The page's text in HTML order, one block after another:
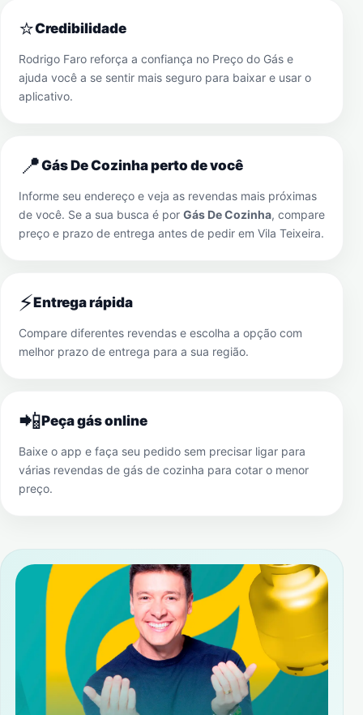
⭐Credibilidade
Rodrigo Faro reforça a confiança no Preço do Gás e
ajuda você a se sentir mais seguro para baixar e usar o
aplicativo.
📍Gás De Cozinha perto de você
Informe seu endereço e veja as revendas mais próximas
de você. Se a sua busca é por Gás De Cozinha, compare
preço e prazo de entrega antes de pedir em Vila Teixeira.
⚡Entrega rápida
Compare diferentes revendas e escolha a opção com
melhor prazo de entrega para a sua região.
📲Peça gás online
Baixe o app e faça seu pedido sem precisar ligar para
várias revendas de gás de cozinha para cotar o menor
preço.